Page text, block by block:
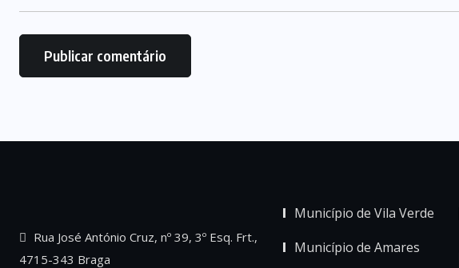
Rua José António Cruz, nº 39, 3º Esq. Frt.,
4715-343 Braga
Município de Vila Verde
Município de Amares